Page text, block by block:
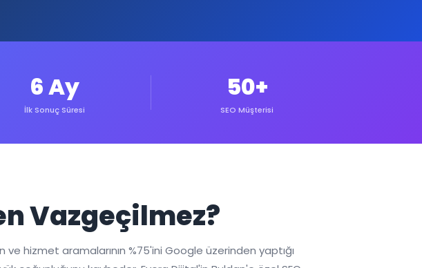
6 Ay
İlk Sonuç Süresi
50+
SEO Müşterisi
Vazgeçilmez?
hizmet aramalarının %75'ini Google üzerinden yaptığı